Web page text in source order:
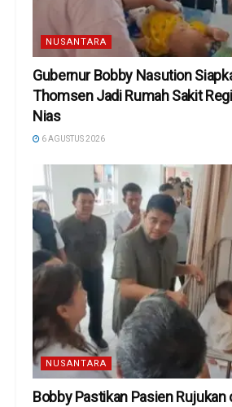
NUSANTARA
Gubernur Bobby Nasution
Thomsen Jadi Rumah Sakit
Nias
6 AGUSTUS 2026
NUSANTARA
Bobby Pastikan Pasien Rujukan